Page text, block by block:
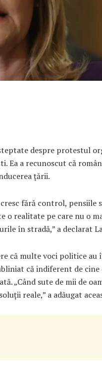
despre protestul
Ea a recunoscut că
țării.
fără control, pensiile
o realitate pe care nu o
în stradă,” a declarat
că multe voci politice au
că indiferent de
„Când sute de mii de
reale,” a adăugat